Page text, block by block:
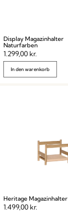
Display Magazinhalter
Naturfarben
1.299,00 kr.
In den warenkorb
Heritage
1.499,00 kr.